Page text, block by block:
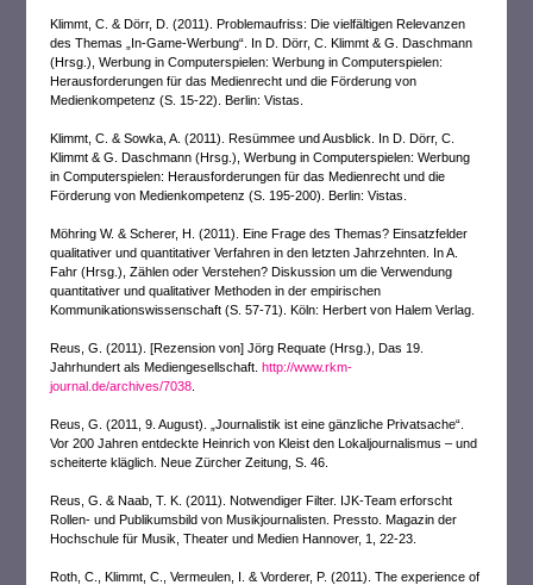
Klimmt, C. & Dörr, D. (2011). Problemaufriss: Die vielfältigen Relevanzen
des Themas „In-Game-Werbung“. In D. Dörr, C. Klimmt & G. Daschmann
(Hrsg.), Werbung in Computerspielen: Werbung in Computerspielen:
Herausforderungen für das Medienrecht und die Förderung von
Medienkompetenz (S. 15-22). Berlin: Vistas.
Klimmt, C. & Sowka, A. (2011). Resümmee und Ausblick. In D. Dörr, C.
Klimmt & G. Daschmann (Hrsg.), Werbung in Computerspielen: Werbung
in Computerspielen: Herausforderungen für das Medienrecht und die
Förderung von Medienkompetenz (S. 195-200). Berlin: Vistas.
Möhring W. & Scherer, H. (2011). Eine Frage des Themas? Einsatzfelder
qualitativer und quantitativer Verfahren in den letzten Jahrzehnten. In A.
Fahr (Hrsg.), Zählen oder Verstehen? Diskussion um die Verwendung
quantitativer und qualitativer Methoden in der empirischen
Kommunikationswissenschaft (S. 57-71). Köln: Herbert von Halem Verlag.
Reus, G. (2011). [Rezension von] Jörg Requate (Hrsg.), Das 19.
Jahrhundert als Mediengesellschaft.http://www.rkm-
journal.de/archives/7038
Reus, G. (2011, 9. August). „Journalistik ist eine gänzliche Privatsache“.
Vor 200 Jahren entdeckte Heinrich von Kleist den Lokaljournalismus – und
scheiterte kläglich. Neue Zürcher Zeitung, S. 46.
Reus, G. & Naab, T. K. (2011). Notwendiger Filter. IJK-Team erforscht
Rollen- und Publikumsbild von Musikjournalisten. Pressto. Magazin der
Hochschule für Musik, Theater und Medien Hannover, 1, 22-23.
Roth, C., Klimmt, C., Vermeulen, I. & Vorderer, P. (2011). The experience of